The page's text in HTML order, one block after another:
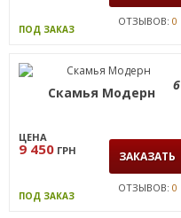
ПОД ЗАКАЗ
ОТЗЫВОВ: 0
6
Скамья Модерн
ЦЕНА
9 450 ГРН ЗАКАЗАТЬ
ПОД ЗАКАЗ
ОТЗЫВОВ: 0